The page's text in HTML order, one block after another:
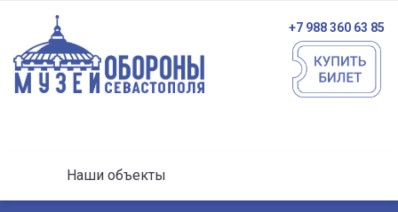
+7 988 360 63 85
Наши объекты